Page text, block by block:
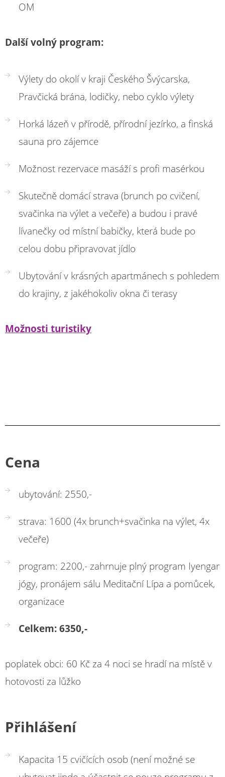
OM
Další volný program:
Výlety do okolí v kraji Českého Švýcarska,
Pravčická brána, lodičky, nebo cyklo výlety
Horká lázeň v přírodě, přírodní jezírko, a finská
sauna pro zájemce
Možnost rezervace masáží s profi masérkou
Skutečně domácí strava (brunch po cvičení,
svačinka na výlet a večeře) a budou i pravé
lívanečky od místní babičky, která bude po
celou dobu připravovat jídlo
Ubytování v krásných apartmánech s pohledem
do krajiny, z jakéhokoliv okna či terasy
Možnosti turistiky
Cena
ubytování: 2550,-
strava: 1600 (4x brunch+svačinka na výlet, 4x
večeře)
program: 2200,- zahrnuje plný program Iyengar
jógy, pronájem sálu Meditační Lípa a pomůcek,
organizace
Celkem: 6350,-
poplatek obci: 60 Kč za 4 noci se hradí na místě v
hotovosti za lůžko
Přihlášení
Kapacita 15 cvičících osob (není možné se